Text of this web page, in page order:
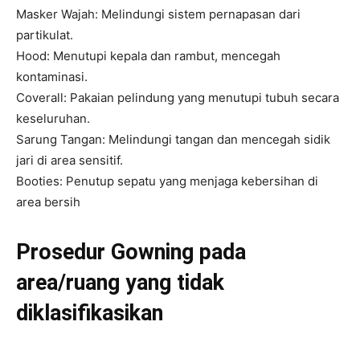
Masker Wajah: Melindungi sistem pernapasan dari
partikulat.
Hood: Menutupi kepala dan rambut, mencegah
kontaminasi.
Coverall: Pakaian pelindung yang menutupi tubuh secara
keseluruhan.
Sarung Tangan: Melindungi tangan dan mencegah sidik
jari di area sensitif.
Booties: Penutup sepatu yang menjaga kebersihan di
area bersih
Prosedur Gowning pada
area/ruang yang tidak
diklasifikasikan